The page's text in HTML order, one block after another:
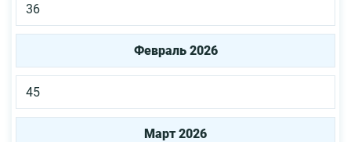
36
Февраль 2026
45
Март 2026